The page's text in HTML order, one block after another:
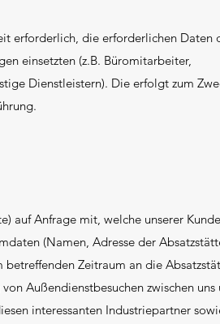
erforderlich, die erforderlichen Daten
einsetzten (z.B. Büromitarbeiter,
Dienstleistern). Die erfolgt zum
auf Anfrage mit, welche unserer
(Namen, Adresse der
Zeitraum an die
Außendienstbesuchen zwischen uns
interessanten Industriepartner